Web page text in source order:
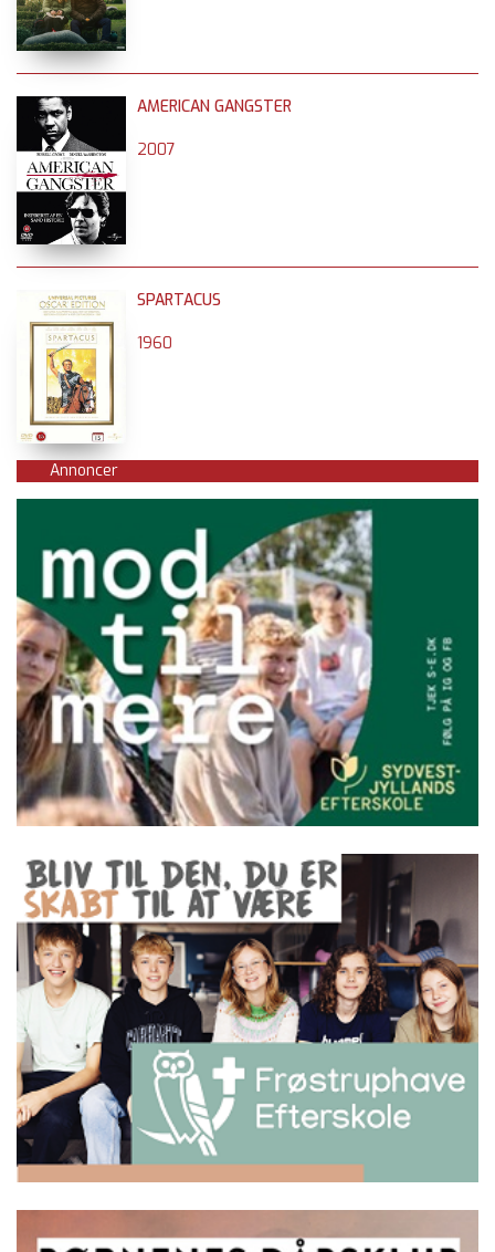
AMERICAN GANGSTER
2007
SPARTACUS
1960
Annoncer